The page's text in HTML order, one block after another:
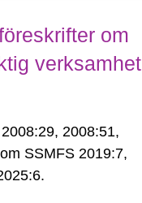
om
verksamhet
2008:51,
SSMFS 2019:7,